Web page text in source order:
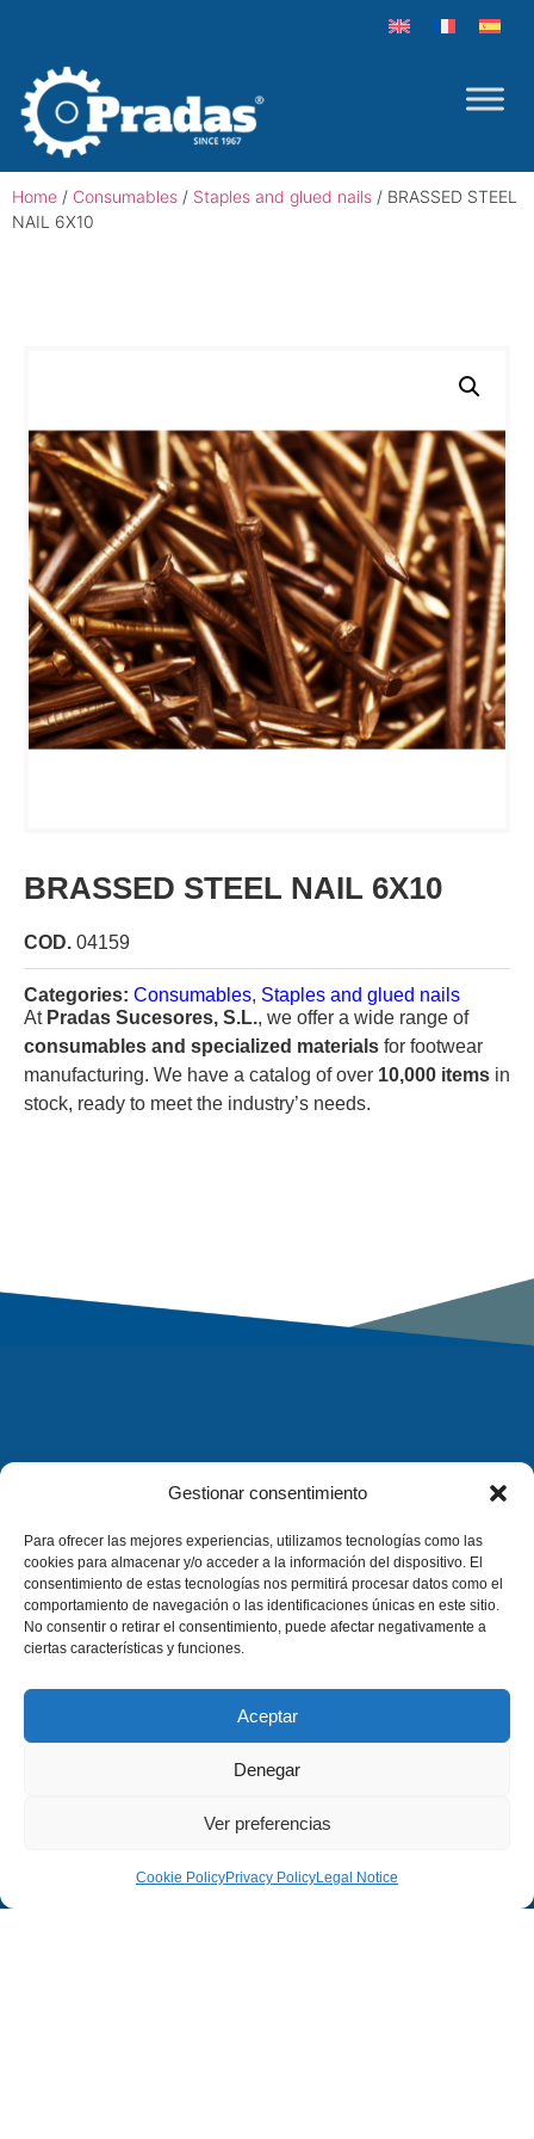
Gestionar consentimiento
Para ofrecer las mejores experiencias, utilizamos tecnologías como las
cookies para almacenar y/o acceder a la información del dispositivo. El
consentimiento de estas tecnologías nos permitirá procesar datos como el
comportamiento de navegación o las identificaciones únicas en este sitio.
No consentir o retirar el consentimiento, puede afectar negativamente a
ciertas características y funciones.
Aceptar
Denegar
Ver preferencias
Cookie PolicyPrivacy PolicyLegal Notice
Home / Consumables / Staples and glued nails / BRASSED STEEL
NAIL 6X10
BRASSED STEEL NAIL 6X10
COD. 04159
Categories: Consumables, Staples and glued nails
At Pradas Sucesores, S.L., we offer a wide range of
consumables and specialized materials for footwear
manufacturing. We have a catalog of over 10,000 items in
stock, ready to meet the industry’s needs.
Legal